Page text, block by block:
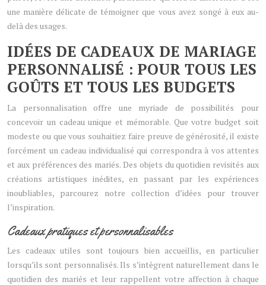
une manière délicate de témoigner que vous avez songé à eux au-
delà des usages.
IDÉES DE CADEAUX DE MARIAGE
PERSONNALISÉ : POUR TOUS LES
GOÛTS ET TOUS LES BUDGETS
La personnalisation offre une myriade de possibilités pour
concevoir un cadeau unique et mémorable. Que votre budget soit
modeste ou que vous souhaitiez faire preuve de générosité, il existe
forcément un cadeau individualisé qui correspondra à vos attentes
et aux préférences des mariés. Des objets du quotidien revisités aux
créations artistiques inédites, en passant par les expériences
inoubliables, parcourez notre collection d’idées pour trouver
l’inspiration.
Cadeaux pratiques et personnalisables
Les cadeaux utiles sont toujours bien accueillis, en particulier
lorsqu’ils sont personnalisés. Ils s’intègrent naturellement dans le
quotidien des mariés et leur rappellent votre affection à chaque